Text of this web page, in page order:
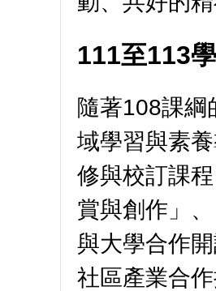
111至113
隨著108課綱
域學習與素
修與校訂課
賞與創作」
與大學合作
社區產業合